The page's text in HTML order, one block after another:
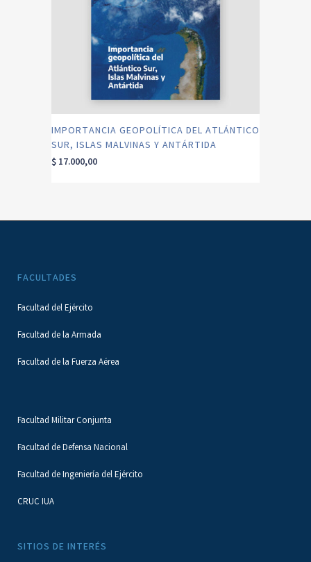
IMPORTANCIA GEOPOLÍTICA DEL ATLÁNTICO
SUR, ISLAS MALVINAS Y ANTÁRTIDA
$ 17.000,00
FACULTADES
Facultad del Ejército
Facultad de la Armada
Facultad de la Fuerza Aérea
Facultad Militar Conjunta
Facultad de Defensa Nacional
Facultad de Ingeniería del Ejército
CRUC IUA
SITIOS DE INTERÉS